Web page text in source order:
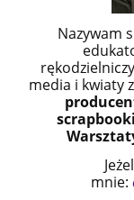
Nazywam
media i kwiaty
mnie: